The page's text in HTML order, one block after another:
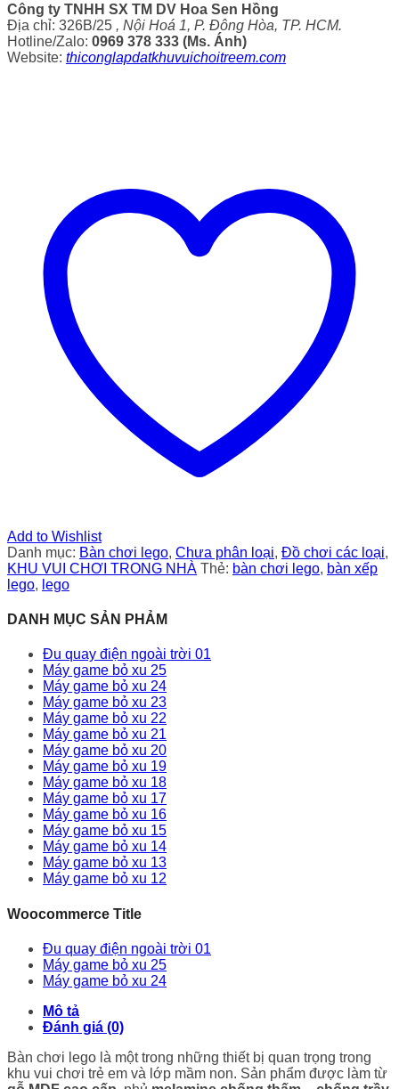
Công ty TNHH SX TM DV Hoa Sen Hồng
Địa chỉ: 326B/25 , Nội Hoá 1, P. Đông Hòa, TP. HCM.
Hotline/Zalo: 0969 378 333 (Ms. Ánh)
Website: thiconglapdatkhuvuichoitreem.com
Add to Wishlist
Danh mục: Bàn chơi lego, Chưa phân loại, Đồ chơi các loại,
KHU VUI CHƠI TRONG NHÀ Thẻ: bàn chơi lego, bàn xếp
lego, lego
DANH MỤC SẢN PHẢM
Đu quay điện ngoài trời 01
Máy game bỏ xu 25
Máy game bỏ xu 24
Máy game bỏ xu 23
Máy game bỏ xu 22
Máy game bỏ xu 21
Máy game bỏ xu 20
Máy game bỏ xu 19
Máy game bỏ xu 18
Máy game bỏ xu 17
Máy game bỏ xu 16
Máy game bỏ xu 15
Máy game bỏ xu 14
Máy game bỏ xu 13
Máy game bỏ xu 12
Woocommerce Title
Đu quay điện ngoài trời 01
Máy game bỏ xu 25
Máy game bỏ xu 24
Mô tả
Đánh giá (0)
Bàn chơi lego là một trong những thiết bị quan trọng trong
khu vui chơi trẻ em và lớp mầm non. Sản phẩm được làm từ